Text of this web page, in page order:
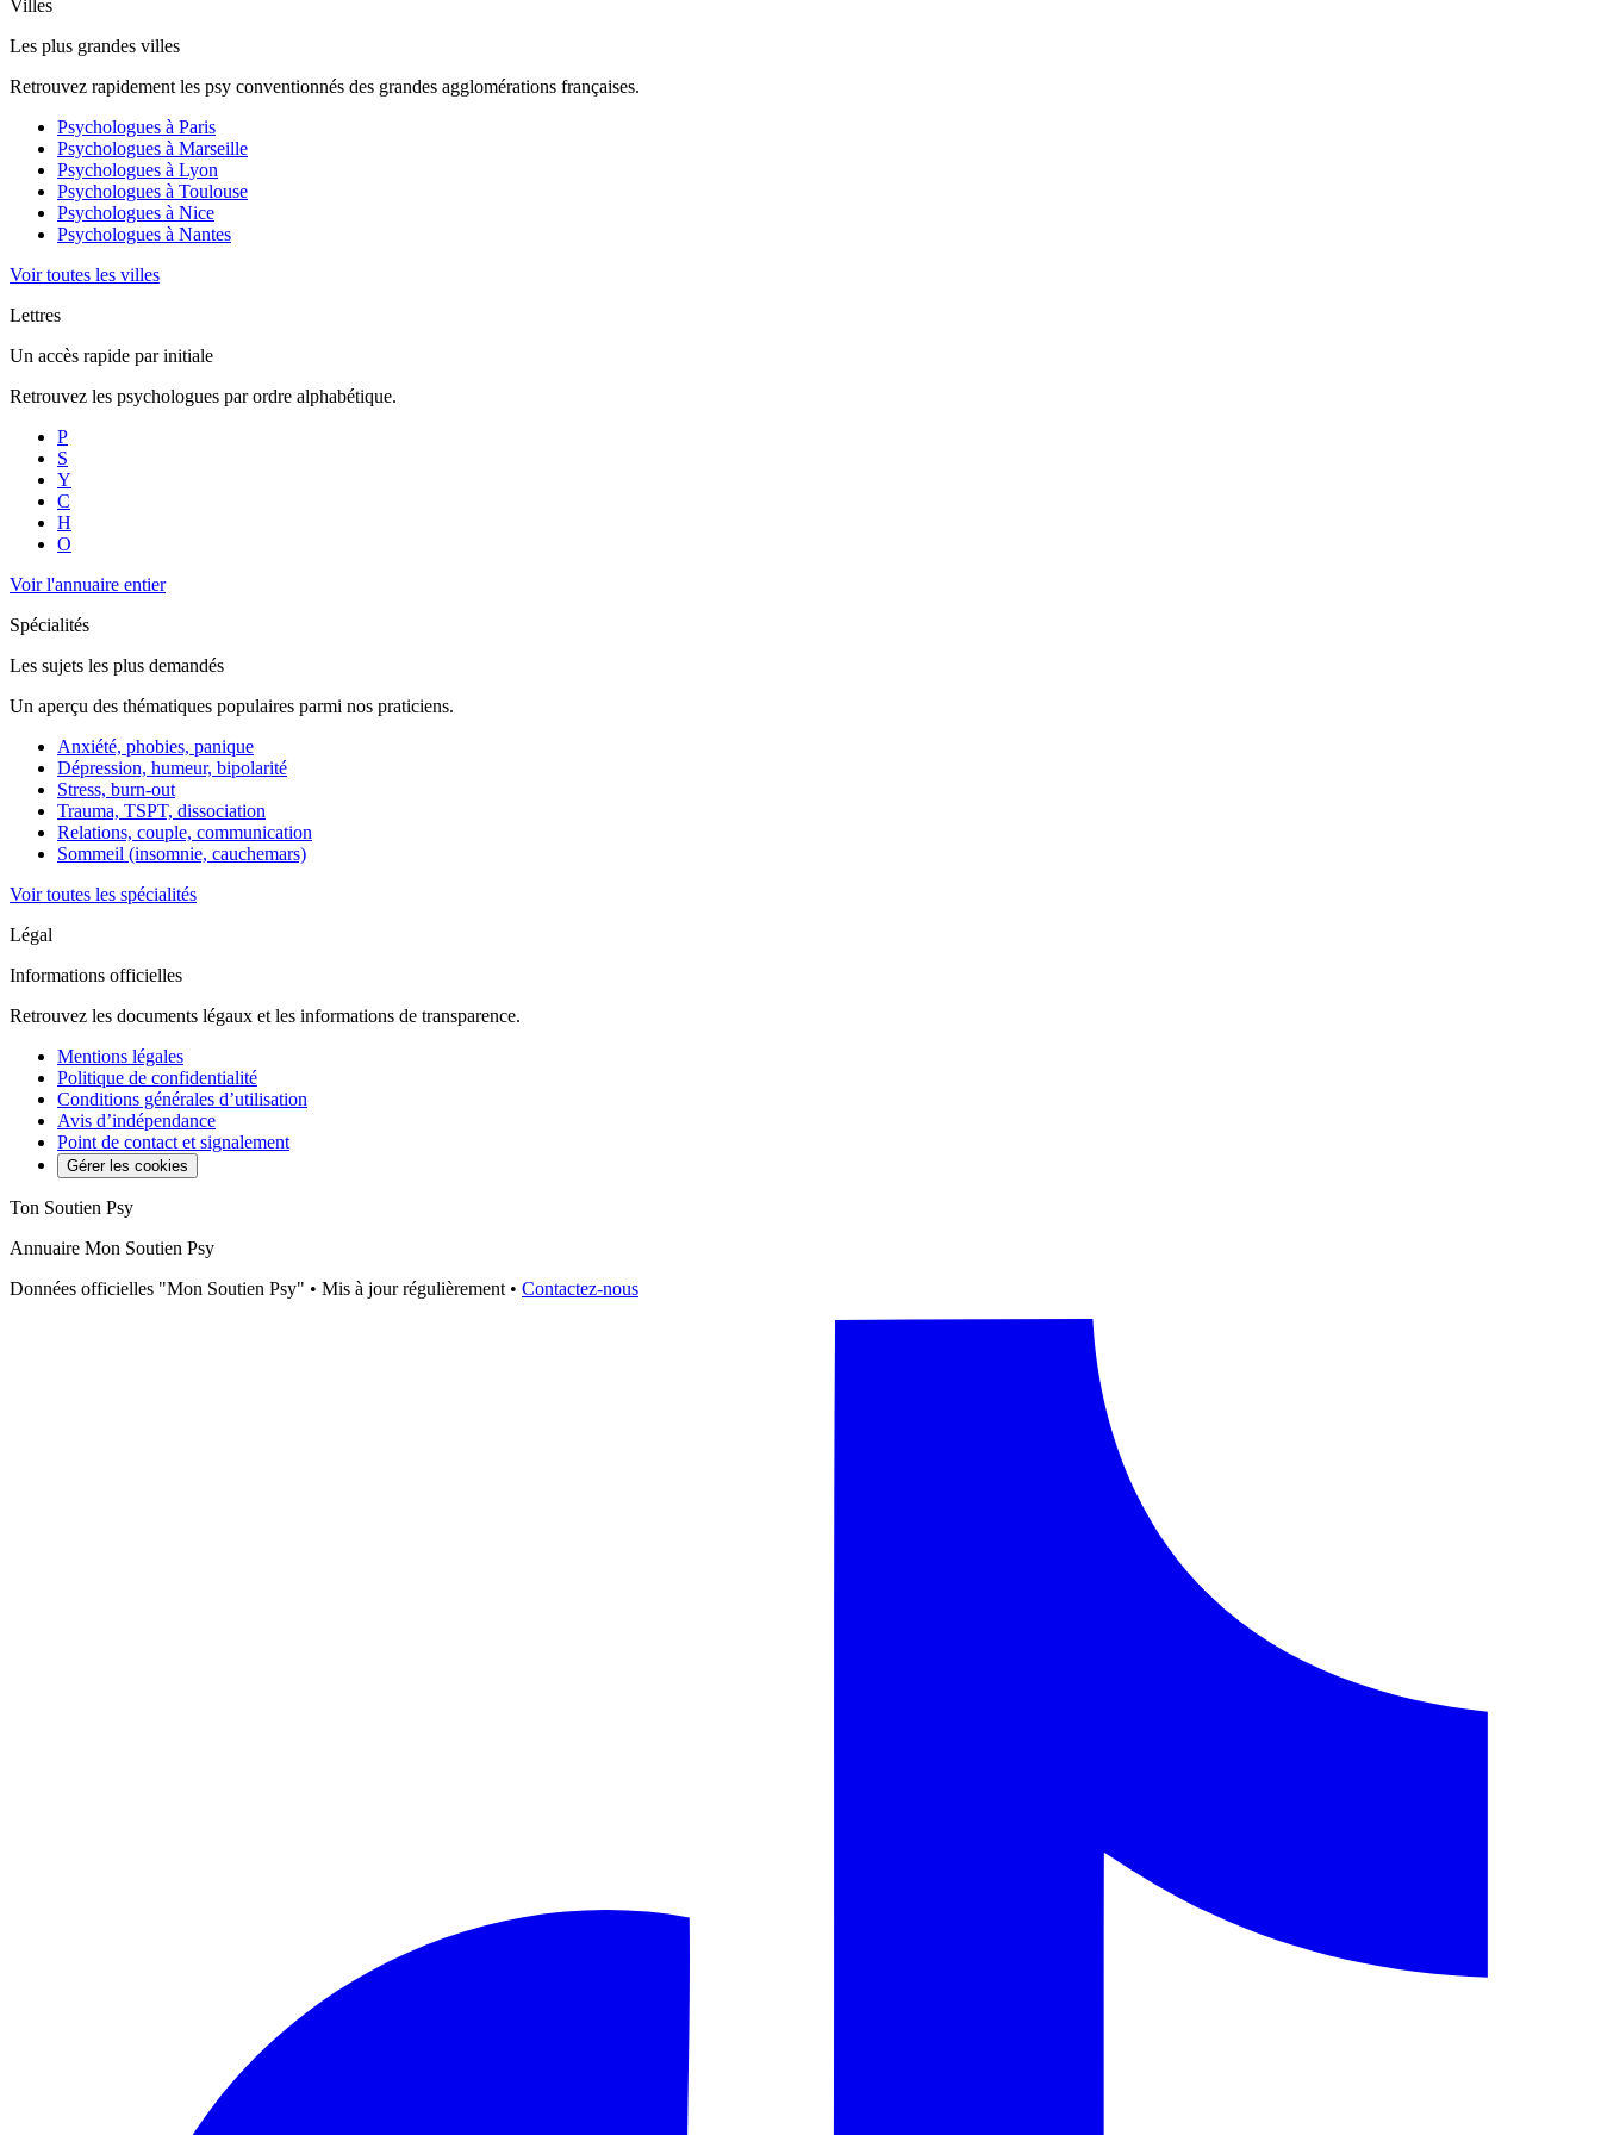
Villes
Les plus grandes villes
Retrouvez rapidement les psy conventionnés des grandes agglomérations françaises.
Psychologues à Paris
Psychologues à Marseille
Psychologues à Lyon
Psychologues à Toulouse
Psychologues à Nice
Psychologues à Nantes
Voir toutes les villes
Lettres
Un accès rapide par initiale
Retrouvez les psychologues par ordre alphabétique.
P
S
Y
C
H
O
Voir l'annuaire entier
Spécialités
Les sujets les plus demandés
Un aperçu des thématiques populaires parmi nos praticiens.
Anxiété, phobies, panique
Dépression, humeur, bipolarité
Stress, burn-out
Trauma, TSPT, dissociation
Relations, couple, communication
Sommeil (insomnie, cauchemars)
Voir toutes les spécialités
Légal
Informations officielles
Retrouvez les documents légaux et les informations de transparence.
Mentions légales
Politique de confidentialité
Conditions générales d’utilisation
Avis d’indépendance
Point de contact et signalement
Gérer les cookies
Ton Soutien Psy
Annuaire Mon Soutien Psy
Données officielles "Mon Soutien Psy" • Mis à jour régulièrement • Contactez-nous